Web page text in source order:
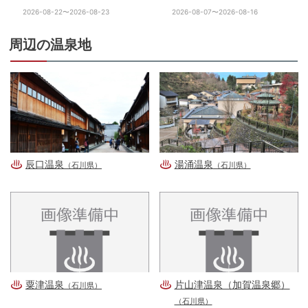
2026-08-22〜2026-08-23 2026-08-07〜2026-08-16
周辺の温泉地
辰口温泉 （石川県） 湯涌温泉 （石川県）
粟津温泉 （石川県） 片山津温泉（加賀温泉郷）
（石川県）